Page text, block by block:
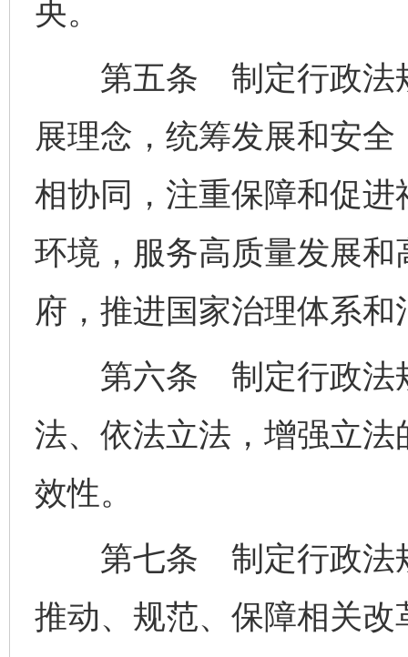
央。
第五条 制定行政法规
展理念，统筹发展和安
相协同，注重保障和促
环境，服务高质量发展
府，推进国家治理体系
第六条 制定行政法规
法、依法立法，增强立
效性。
第七条 制定行政法规
推动、规范、保障相关改